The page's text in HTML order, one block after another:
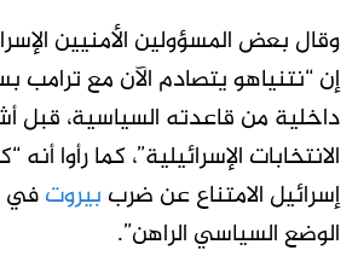
وقال بعض المسؤولين الأمنيين
إن “نتنياهو يتصادم الآن مع
داخلية من قاعدته السياسية، قبل
الانتخابات الإسرائيلية”، كما رأوا
إسرائيل الامتناع عن ضرب بيروتفي
الوضع السياسي الراهن”.